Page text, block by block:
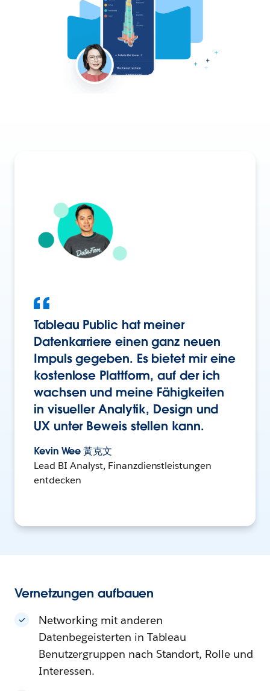
Tableau Public hat meiner
Datenkarriere einen ganz neuen
Impuls gegeben. Es bietet mir eine
kostenlose Plattform, auf der ich
wachsen und meine Fähigkeiten
in visueller Analytik, Design und
UX unter Beweis stellen kann.
Kevin Wee 黃克文
Lead BI Analyst, Finanzdienstleistungen
entdecken
Vernetzungen aufbauen
Networking mit anderen
Datenbegeisterten in Tableau
Benutzergruppen nach Standort, Rolle und
Interessen.